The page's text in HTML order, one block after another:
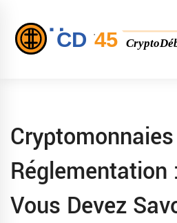
Réglementation
Vous Devez